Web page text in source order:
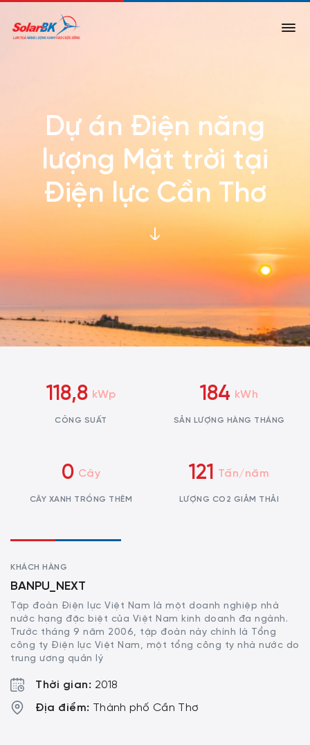
Dự án Điện năng
lượng Mặt trời tại
Điện lực Cần Thơ
118,8 kWp
CÔNG SUẤT
184 kWh
SẢN LƯỢNG HÀNG THÁNG
0 Cây
CÂY XANH TRỒNG THÊM
121 Tấn/năm
LƯỢNG CO2 GIẢM THẢI
KHÁCH HÀNG
BANPU_NEXT
Tập đoàn Điện lực Việt Nam là một doanh nghiệp nhà
nước hạng đặc biệt của Việt Nam kinh doanh đa ngành.
Trước tháng 9 năm 2006, tập đoàn này chính là Tổng
công ty Điện lực Việt Nam, một tổng công ty nhà nước do
trung ương quản lý
Thời gian: 2018
Địa điểm: Thành phố Cần Thơ